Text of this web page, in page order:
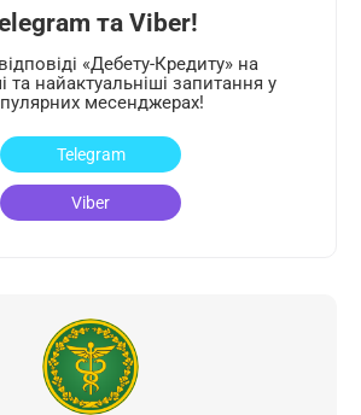
та Viber!
«Дебету-Кредиту» на
та найактуальніші запитання у
месенджерах!
Telegram
Viber